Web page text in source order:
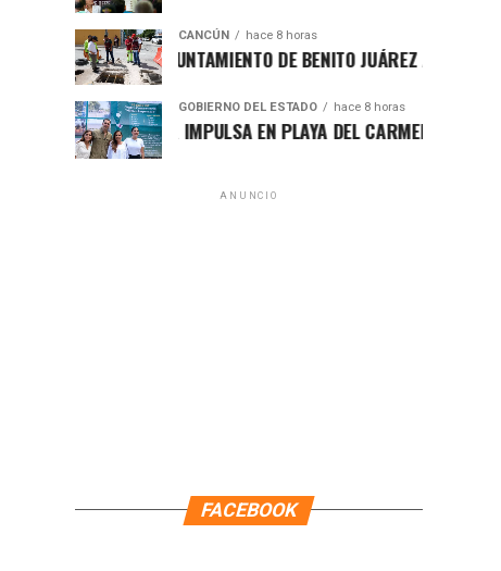
CANCÚN hace 8 horas
FORTALECE AYUNTAMIENTO DE BENITO JUÁREZ ACCIONES
GOBIERNO DEL ESTADO hace 8 horas
MARA LEZAMA IMPULSA EN PLAYA DEL CARMEN EL PRIMER
ANUNCIO
FACEBOOK